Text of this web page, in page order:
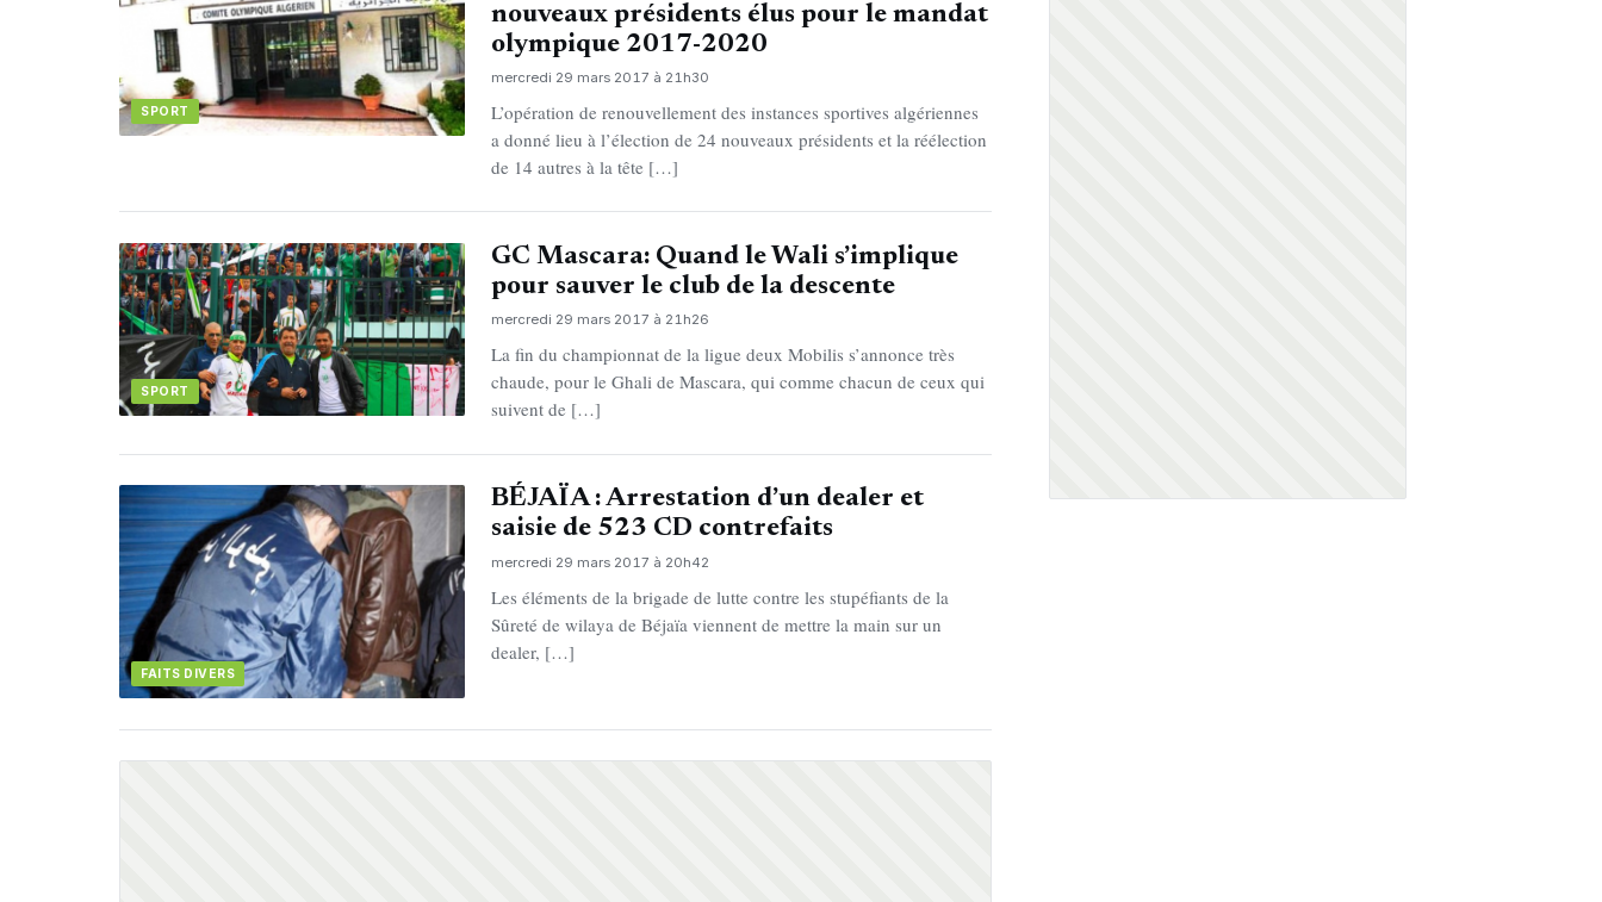
SPORT
nouveaux présidents élus pour le mandat
olympique 2017-2020
mercredi 29 mars 2017 à 21h30
L’opération de renouvellement des instances sportives algériennes
a donné lieu à l’élection de 24 nouveaux présidents et la réélection
de 14 autres à la tête […]
SPORT
GC Mascara: Quand le Wali s’implique
pour sauver le club de la descente
mercredi 29 mars 2017 à 21h26
La fin du championnat de la ligue deux Mobilis s’annonce très
chaude, pour le Ghali de Mascara, qui comme chacun de ceux qui
suivent de […]
FAITS DIVERS
BÉJAÏA : Arrestation d’un dealer et
saisie de 523 CD contrefaits
mercredi 29 mars 2017 à 20h42
Les éléments de la brigade de lutte contre les stupéfiants de la
Sûreté de wilaya de Béjaïa viennent de mettre la main sur un
dealer, […]